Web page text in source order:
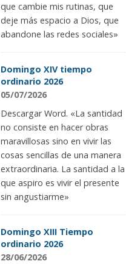
que cambie mis rutinas, que
deje más espacio a Dios, que
abandone las redes sociales»
Domingo XIV tiempo
ordinario 2026
05/07/2026
Descargar Word. «La santidad
no consiste en hacer obras
maravillosas sino en vivir las
cosas sencillas de una manera
extraordinaria. La santidad a la
que aspiro es vivir el presente
sin angustiarme»
Domingo XIII Tiempo
ordinario 2026
28/06/2026